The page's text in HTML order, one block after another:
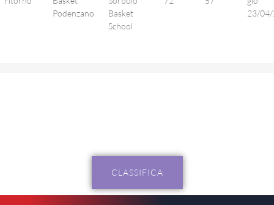
Podenzano
Basket
School
23/
CLASSIFICA